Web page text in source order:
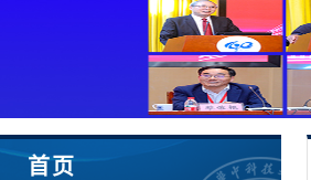
首页